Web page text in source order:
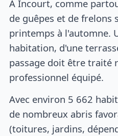
À Incourt, comme
de guêpes et de frelons
printemps à l'automne.
habitation, d'une
passage doit être traité
professionnel équipé.
Avec environ 5 662
de nombreux abris
(toitures, jardins,